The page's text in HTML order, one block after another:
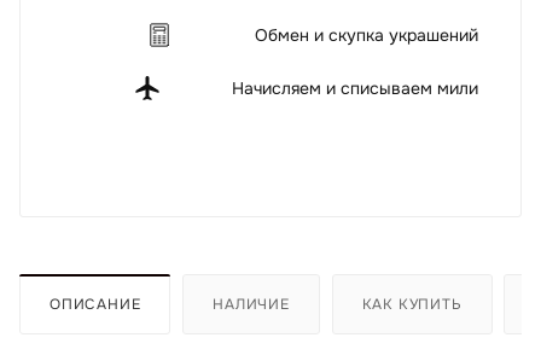
Обмен и скупка украшений
Начисляем и списываем мили
ОПИСАНИЕ НАЛИЧИЕ КАК КУПИТЬ